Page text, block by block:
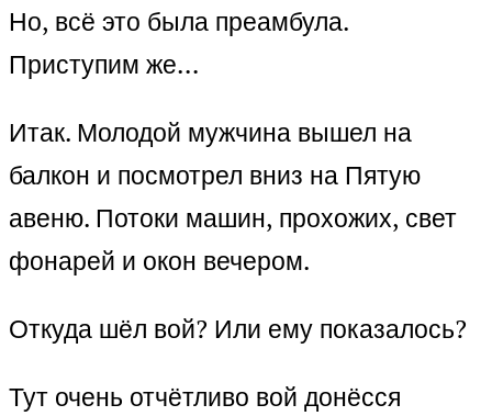
Но, всё это была преамбула.
Приступим же…
Итак. Молодой мужчина вышел на
балкон и посмотрел вниз на Пятую
авеню. Потоки машин, прохожих, свет
фонарей и окон вечером.
Откуда шёл вой? Или ему показалось?
Тут очень отчётливо вой донёсся